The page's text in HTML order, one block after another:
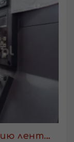
Оператор по обслуживанию ленточных пил